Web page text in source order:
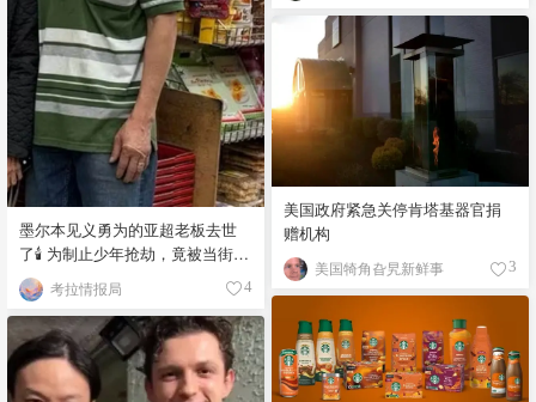
墨尔本见义勇为的亚超老板去世
了🕯️ 为制止少年抢劫，竟被当街围
殴致死！考拉情报局 4
美国政府紧急关停肯塔基器官捐
赠机构
美国犄角旮旯新鲜事 3